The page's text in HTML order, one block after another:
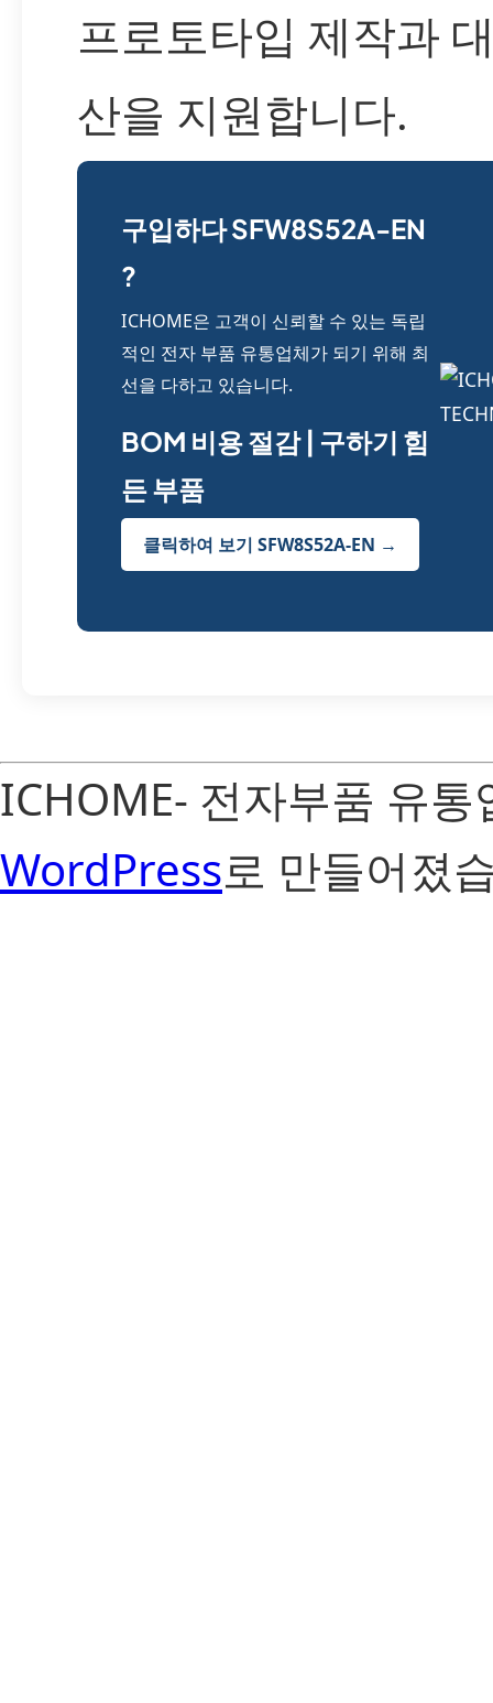
프로토타입 제작과
산을 지원합니다.
구입하다 SFW8S52A-EN
?
ICHOME은 고객이 신뢰할 수 있는 독립
적인 전자 부품 유통업체가 되기 위해 최
선을 다하고 있습니다.
BOM 비용 절감 | 구하기 힘
든 부품
클릭하여 보기 SFW8S52A-EN →
ICHOME- 전자부품 유
WordPress로 만들어졌